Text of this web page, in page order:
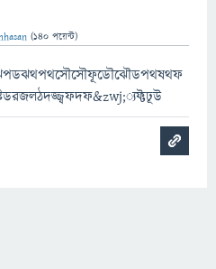
(140 পয়েন্ট)